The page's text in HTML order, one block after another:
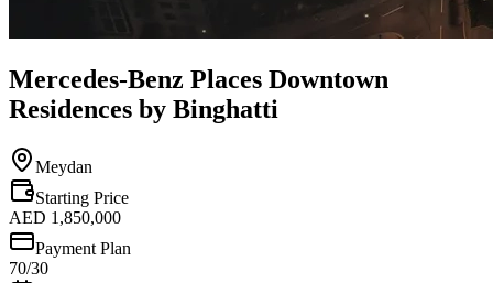
Mercedes-Benz Places Downtown
Residences by Binghatti
Meydan
Starting Price
AED 1,850,000
Payment Plan
70/30